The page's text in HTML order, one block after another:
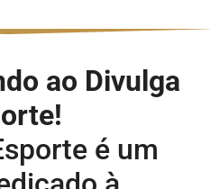
ao Divulga
é um